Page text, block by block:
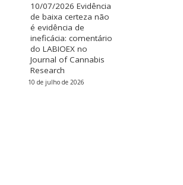
10/07/2026 Evidência
de baixa certeza não
é evidência de
ineficácia: comentário
do LABIOEX no
Journal of Cannabis
Research
10 de julho de 2026